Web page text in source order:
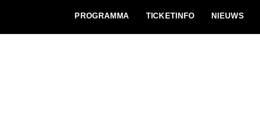
PROGRAMMA TICKETINFO NIEUWS